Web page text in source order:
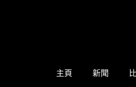
主頁 新聞